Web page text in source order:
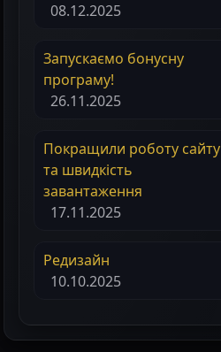
08.12.2025
Запускаємо бонусну
програму!
26.11.2025
Покращили роботу сайту
та швидкість
завантаження
17.11.2025
Редизайн
10.10.2025